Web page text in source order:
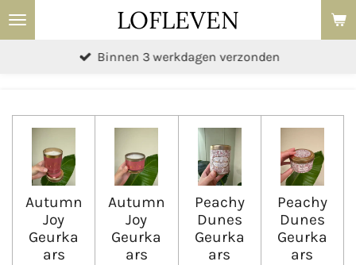
Ga
direct
LOFLEVEN
Binnen 3 werkdagen verzonden
Autumn
Joy
Geurka
ars
Autumn
Joy
Geurka
ars
Peachy
Dunes
Geurka
ars
Peachy
Dunes
Geurka
ars